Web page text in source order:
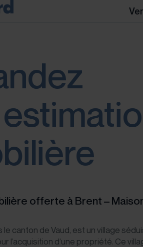
offerte à Brent –
le canton de Vaud, est un village
l’acquisition d’une propriété. Ce